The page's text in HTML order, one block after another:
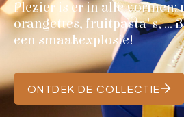
Plezier is er in alle vormen:
orangettes, fruitpasta's, …
een smaakexplosie!
ONTDEK DE COLLECTIE